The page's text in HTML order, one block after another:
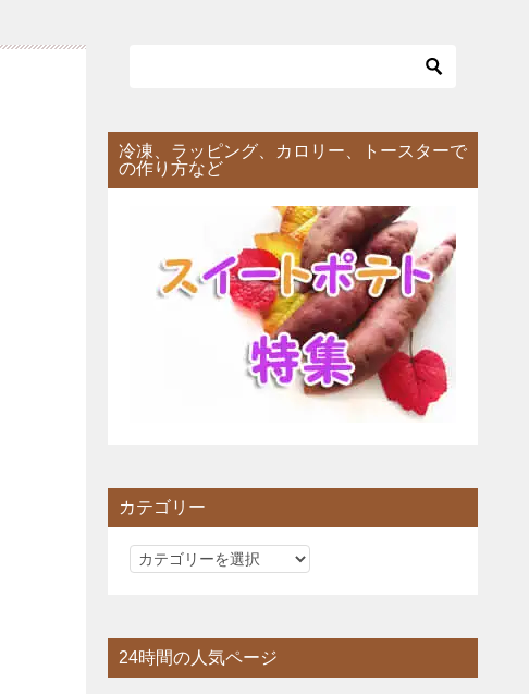
冷凍、ラッピング、カロリー、トースターで
の作り方など
カテゴリー
カ
リ
ー
24時間の人気ページ